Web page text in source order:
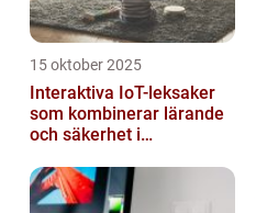
15 oktober 2025
Interaktiva IoT-leksaker
som kombinerar lärande
och säkerhet i